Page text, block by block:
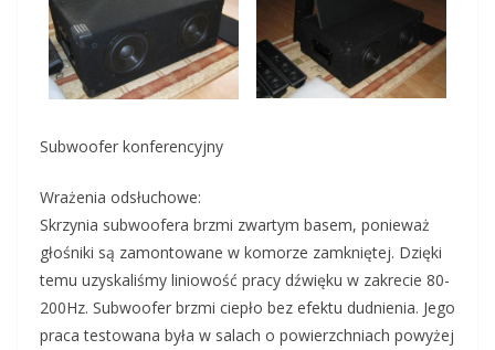
Subwoofer konferencyjny
Wrażenia odsłuchowe:
Skrzynia subwoofera brzmi zwartym basem, ponieważ
głośniki są zamontowane w komorze zamkniętej. Dzięki
temu uzyskaliśmy liniowość pracy dźwięku w zakrecie 80-
200Hz. Subwoofer brzmi ciepło bez efektu dudnienia. Jego
praca testowana była w salach o powierzchniach powyżej